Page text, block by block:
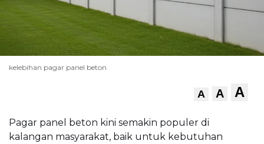
kelebihan pagar panel beton
A A A
Pagar panel beton kini semakin populer di
kalangan masyarakat, baik untuk kebutuhan